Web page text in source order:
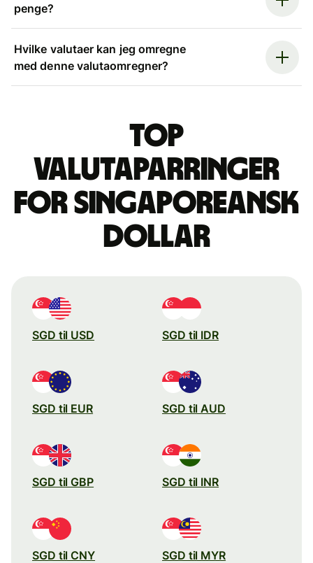
penge?
Hvilke valutaer kan jeg omregne
med denne valutaomregner?
Top
valutaparringer
for singaporeansk
dollar
SGD til USD SGD til IDR
SGD til EUR SGD til AUD
SGD til GBP SGD til INR
SGD til CNY SGD til MYR